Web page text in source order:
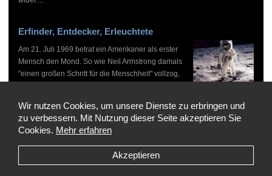
Erfinder, Entdecker, Erleuchtete
Am 21. Juli 1969 betrat ein Amerikaner als erster
Mensch den Mond. So wie Neil Armstrong damals
"einen großen Schritt für die Menschheit" vollzog,
Copyright © 1999-2026 by WHO'S WHO, Alle Rechte vorbehalten
Wir nutzen Cookies, um unsere Dienste zu erbringen und
zu verbessern. Mit Nutzung dieser Seite akzeptieren Sie
Cookies. Mehr erfahren
Akzeptieren